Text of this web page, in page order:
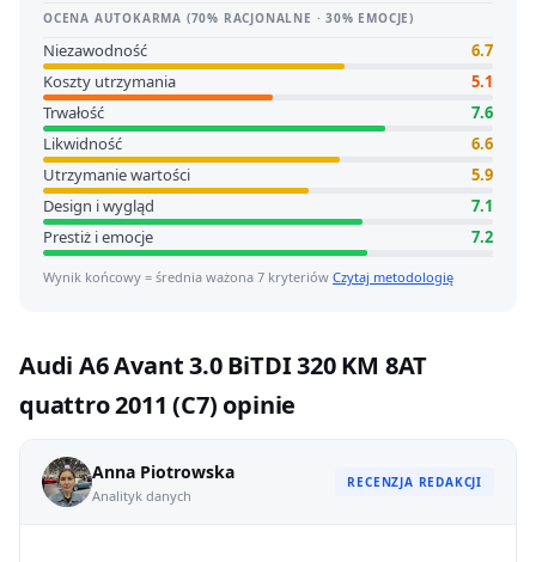
OCENA AUTOKARMA (70% RACJONALNE · 30% EMOCJE)
Niezawodność
6.7
Koszty utrzymania
5.1
Trwałość
7.6
Likwidność
6.6
Utrzymanie wartości
5.9
Design i wygląd
7.1
Prestiż i emocje
7.2
Wynik końcowy = średnia ważona 7 kryteriów Czytaj metodologię
Audi A6 Avant 3.0 BiTDI 320 KM 8AT
quattro 2011 (C7) opinie
Anna Piotrowska
Analityk danych
RECENZJA REDAKCJI